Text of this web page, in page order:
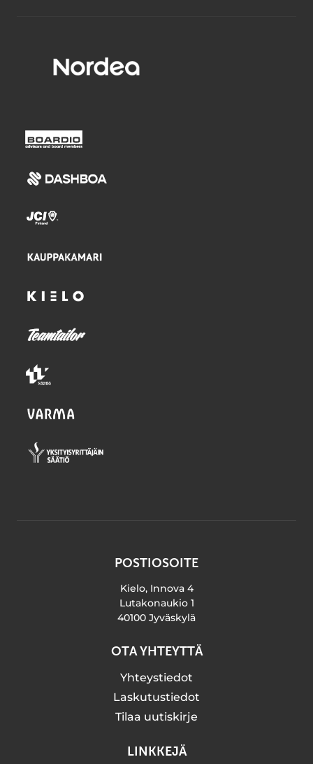
POSTIOSOITE
Kielo, Innova 4
Lutakonaukio 1
40100 Jyväskylä
OTA YHTEYTTÄ
Yhteystiedot
Laskutustiedot
Tilaa uutiskirje
LINKKEJÄ